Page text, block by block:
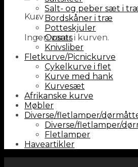
Kurv
Ingen varer i kurven.
Salt- og peber sæt i
Bordskåner i træ
Potteskjuler
Opsats
Knivsliber
Fletkurve/Picnickurve
Cykelkurve i flet
Kurve med hank
Kurvesæt
Afrikanske kurve
Møbler
Diverse/fletlamper/
Diverse/fletlamper/
Fletlamper
Haveartikler